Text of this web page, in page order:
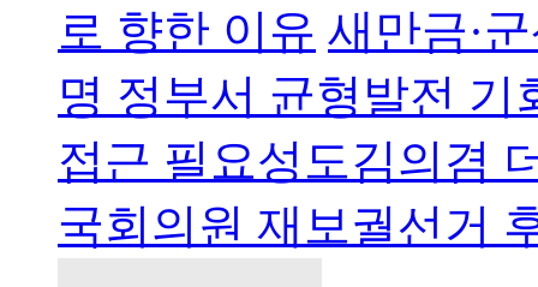
로 향한 이유 새만금·
명 정부서 균형발전 기
접근 필요성도김의겸
국회의원 재보궐선거